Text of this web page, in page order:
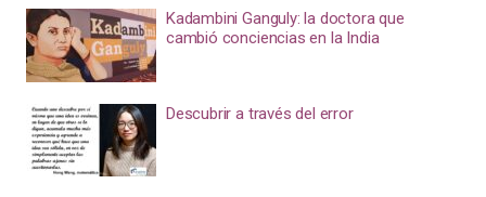
Kadambini Ganguly: la doctora que
cambió conciencias en la India
Descubrir a través del error